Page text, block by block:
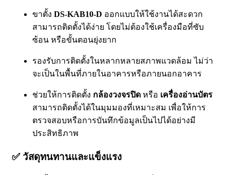
ขาตั้ง DS-KAB10-D ออกแบบให้ใช้งานได้สะดวก
สามารถติดตั้งได้ง่าย โดยไม่ต้องใช้เครื่องมือที่ซับ
ซ้อน หรือขั้นตอนยุ่งยาก
รองรับการติดตั้งในหลากหลายสภาพแวดล้อม ไม่ว่า
จะเป็นในพื้นที่ภายในอาคารหรือภายนอกอาคาร
ช่วยให้การติดตั้ง กล้องวงจรปิด หรือ เครื่องอ่านบัตร
สามารถติดตั้งได้ในมุมมองที่เหมาะสม เพื่อให้การ
ตรวจสอบหรือการบันทึกข้อมูลเป็นไปได้อย่างมี
ประสิทธิภาพ
✅ วัสดุทนทานและแข็งแรง